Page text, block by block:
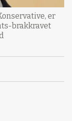
er
brakkravet